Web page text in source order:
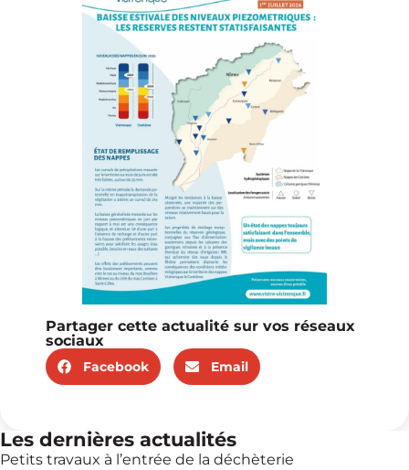
Partager cette actualité sur vos réseaux
sociaux
Facebook Email
Les dernières actualités
Petits travaux à l’entrée de la déchèterie